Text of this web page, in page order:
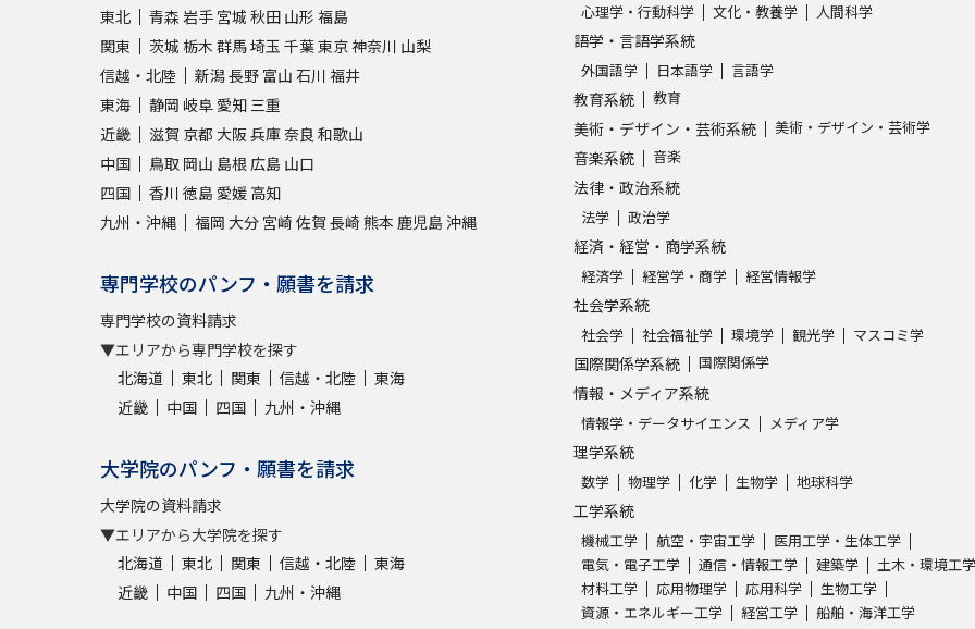
東北
青森 岩手 宮城 秋田 山形 福島
関東
茨城 栃木 群馬埼玉 千葉東京神奈川 山梨
信越・北陸
新潟長野 富山 石川 福井
東海
静岡 岐阜 愛知 三重
近畿
滋賀 京都 大阪兵庫奈良 和歌山
中国
鳥取 岡山 島根 広島 山口
四国
香川 徳島 愛媛 高知
九州・沖縄
福岡 大分 宮崎 佐賀 長崎 熊本 鹿児島沖縄
専門学校のパンフ・願書を請求
専門学校の資料請求
▼エリアから専門学校を探す
北海道
東北 関東 信越・北陸
東海
近畿
中国 四国 九州・沖縄
大学院のパンフ・願書を請求
大学院の資料請求
▼エリアから大学院を探す
北海道
東北 関東 信越・北陸
東海
近畿
中国 四国 九州・沖縄
心理学・行動科学
文化・教養学 人間科学
語学・言語学系統
外国語学 日本語学 言語学
教育系統 教育
美術・デザイン・芸術系統 美術・デザイン・芸術学
音楽系統 音楽
法律・政治系統
法学 政治学
経済・経営・商学系統
経済学 経営学・商学 経営情報学
社会学系統
社会学 社会福祉学 環境学 観光学 マスコミ学
国際関係学系統 国際関係学
情報・メディア系統
情報学・データサイエンス メディア学
理学系統
数学 物理学 化学 生物学 地球科学
工学系統
機械工学 航空・宇宙工学
医用工学・生体工学
電気・電子工学
通信・情報工学 建築学
土木・環境工学
材料工学
応用物理学 応用科学
生物工学
資源・エネルギー工学
経営工学 船舶・海洋工学